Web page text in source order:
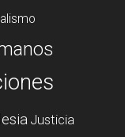
Justicia